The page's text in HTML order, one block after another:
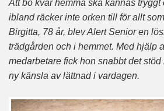
Att bo kvar hemma ska kännas tryggt
ibland räcker inte orken till för allt
Birgitta, 78 år, blev Alert Senior en
trädgården och i hemmet. Med hjälp
medarbetare fick hon snabbt det
ny känsla av lättnad i vardagen.